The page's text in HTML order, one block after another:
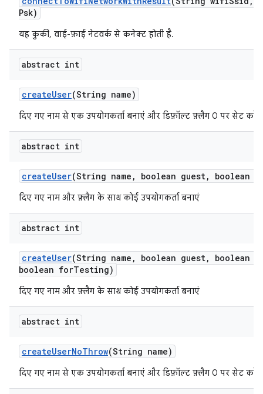
Psk)
यह कुकी, वाई-फ़ाई नेटवर्क से कनेक्ट होती है.
abstract int
createUser(String name)
दिए गए नाम से एक उपयोगकर्ता बनाएं और डिफ़ॉल्ट फ़्लैग 0 पर सेट करें.
abstract int
createUser(String name , boolean guest, boolean
दिए गए नाम और फ़्लैग के साथ कोई उपयोगकर्ता बनाएं
abstract int
createUser(String name , boolean guest,
boolean
boolean forTesting)
दिए गए नाम और फ़्लैग के साथ कोई उपयोगकर्ता बनाएं
abstract int
createUserNoThrow(String name)
दिए गए नाम से एक उपयोगकर्ता बनाएं और डिफ़ॉल्ट फ़्लैग 0 पर सेट करें.